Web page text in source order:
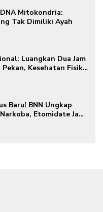
Mitokondria:
Tak Dimiliki Ayah
Luangkan Dua Jam
Kesehatan Fisik
Baru! BNN Ungkap
Etomidate Jadi